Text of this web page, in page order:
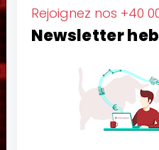
Rejoignez nos +40
Newsletter